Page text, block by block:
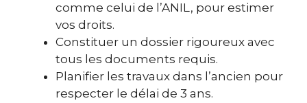
comme celui de l’ANIL, pour estimer
vos droits.
Constituer un dossier rigoureux avec
tous les documents requis.
Planifier les travaux dans l’ancien pour
respecter le délai de 3 ans.